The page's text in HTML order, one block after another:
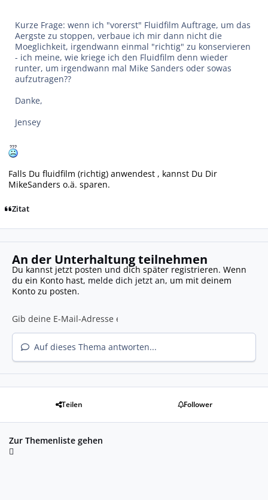
Kurze Frage: wenn ich "vorerst" Fluidfilm Auftrage, um das
Aergste zu stoppen, verbaue ich mir dann nicht die
Moeglichkeit, irgendwann einmal "richtig" zu konservieren
- ich meine, wie kriege ich den Fluidfilm denn wieder
runter, um irgendwann mal Mike Sanders oder sowas
aufzutragen??
Danke,
Jensey
Falls Du fluidfilm (richtig) anwendest , kannst Du Dir
MikeSanders o.ä. sparen.
Zitat
An der Unterhaltung teilnehmen
Du kannst jetzt posten und dich später registrieren. Wenn
du ein Konto hast, melde dich jetzt an, um mit deinem
Konto zu posten.
Auf dieses Thema antworten...
Teilen Follower
Zur Themenliste gehen